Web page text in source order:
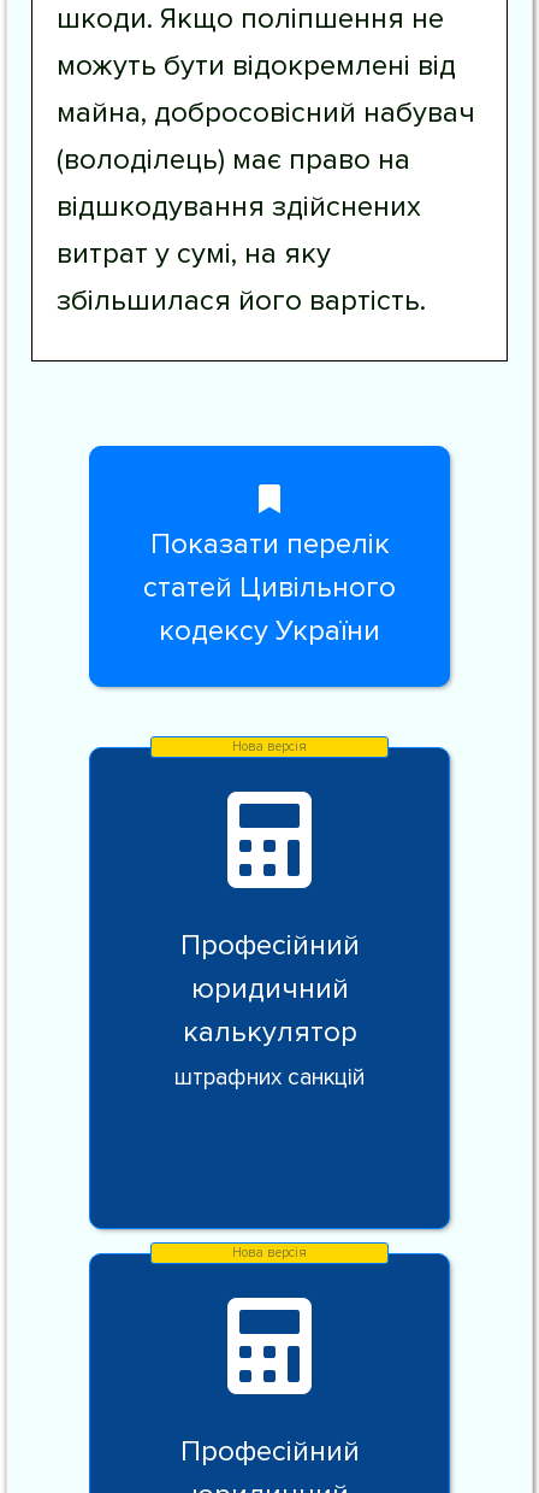
шкоди. Якщо поліпшення не
можуть бути відокремлені від
майна, добросовісний набувач
(володілець) має право на
відшкодування здійснених
витрат у сумі, на яку
збільшилася його вартість.
Показати перелік
статей Цивільного
кодексу України
Професійний
юридичний
калькулятор
штрафних санкцій
Професійний